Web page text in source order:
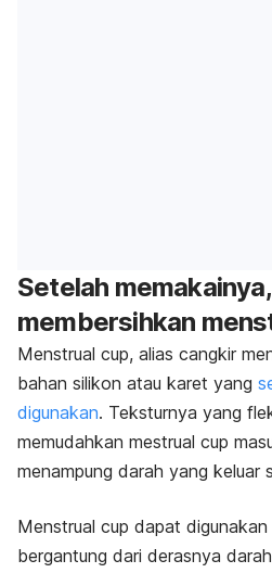
Setelah
membersihkan
Menstrual cup, alias cangkir
bahan silikon atau karet yang
digunakan. Teksturnya yang
memudahkan mestrual cup
menampung darah yang keluar
Menstrual cup dapat
bergantung dari derasnya